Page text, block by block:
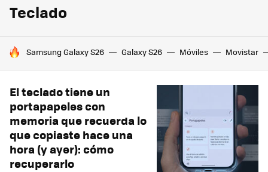
Teclado
HOY SE HABLA DE
Samsung Galaxy S26 Galaxy S26 Móviles Movistar
El teclado tiene un
portapapeles con
memoria que recuerda lo
que copiaste hace una
hora (y ayer): cómo
recuperarlo